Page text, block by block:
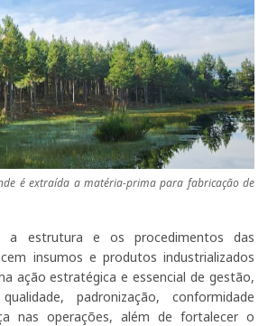
é extraída a matéria-prima para fabricação de
a estrutura e os procedimentos das
insumos e produtos industrializados
ação estratégica e essencial de gestão,
padronização, conformidade
nas operações, além de fortalecer o